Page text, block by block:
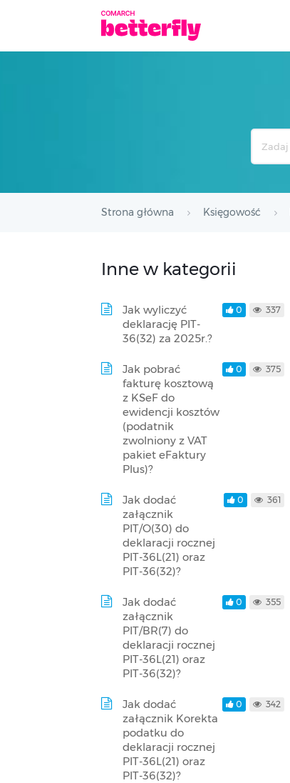
Strona główna Księgowość
Inne w kategorii
Jak wyliczyć
deklarację PIT-
36(32) za 2025r.?
0 337
Jak pobrać
fakturę kosztową
z KSeF do
ewidencji kosztów
(podatnik
zwolniony z VAT
pakiet eFaktury
Plus)?
0 375
Jak dodać
załącznik
PIT/O(30) do
deklaracji rocznej
PIT-36L(21) oraz
PIT-36(32)?
0 361
Jak dodać
załącznik
PIT/BR(7) do
deklaracji rocznej
PIT-36L(21) oraz
PIT-36(32)?
0 355
Jak dodać
załącznik Korekta
podatku do
deklaracji rocznej
PIT-36L(21) oraz
PIT-36(32)?
0 342